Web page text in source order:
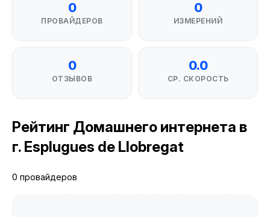
0
ПРОВАЙДЕРОВ
0
ИЗМЕРЕНИЙ
0
ОТЗЫВОВ
0.0
СР. СКОРОСТЬ
Рейтинг Домашнего интернета в
г. Esplugues de Llobregat
0 провайдеров